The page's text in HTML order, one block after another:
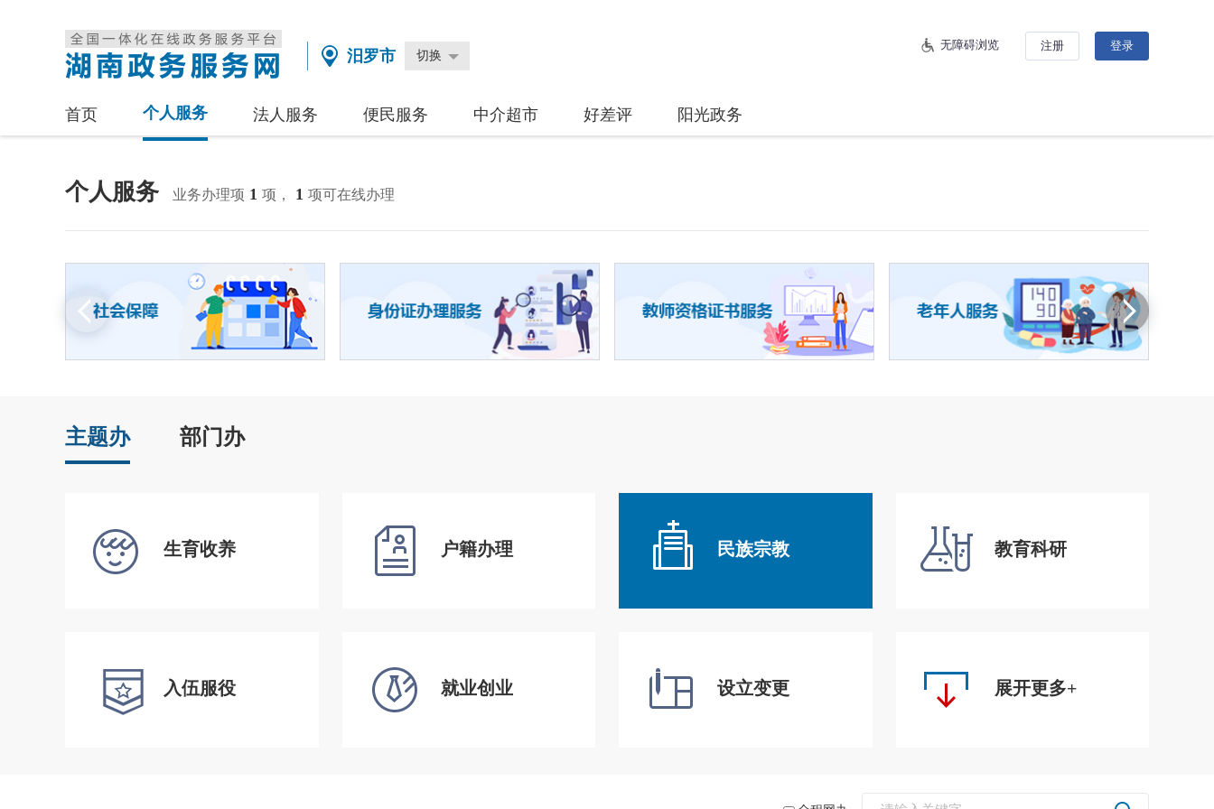
汨罗市 切换
无障碍浏览 注册 登录
首页 个人服务 法人服务 便民服务 中介超市 好差评 阳光政务
个人服务 业务办理项 1 项， 1 项可在线办理
主题办 部门办
生育收养 户籍办理 民族宗教 教育科研
入伍服役 就业创业 设立变更 展开更多+